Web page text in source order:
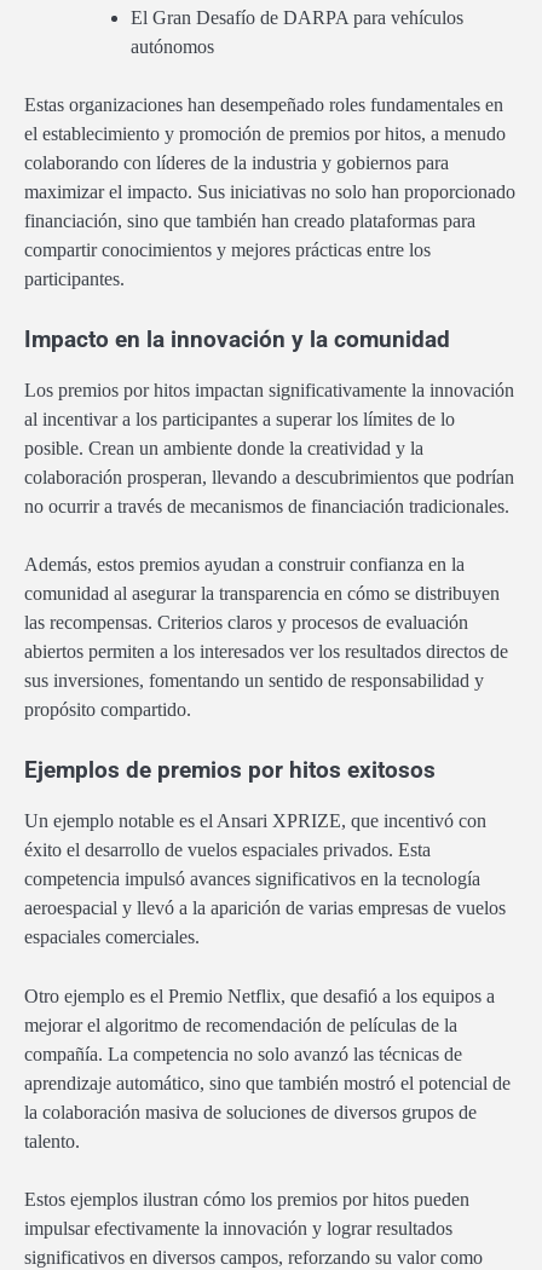
El Gran Desafío de DARPA para vehículos
autónomos
Estas organizaciones han desempeñado roles fundamentales en
el establecimiento y promoción de premios por hitos, a menudo
colaborando con líderes de la industria y gobiernos para
maximizar el impacto. Sus iniciativas no solo han proporcionado
financiación, sino que también han creado plataformas para
compartir conocimientos y mejores prácticas entre los
participantes.
Impacto en la innovación y la comunidad
Los premios por hitos impactan significativamente la innovación
al incentivar a los participantes a superar los límites de lo
posible. Crean un ambiente donde la creatividad y la
colaboración prosperan, llevando a descubrimientos que podrían
no ocurrir a través de mecanismos de financiación tradicionales.
Además, estos premios ayudan a construir confianza en la
comunidad al asegurar la transparencia en cómo se distribuyen
las recompensas. Criterios claros y procesos de evaluación
abiertos permiten a los interesados ver los resultados directos de
sus inversiones, fomentando un sentido de responsabilidad y
propósito compartido.
Ejemplos de premios por hitos exitosos
Un ejemplo notable es el Ansari XPRIZE, que incentivó con
éxito el desarrollo de vuelos espaciales privados. Esta
competencia impulsó avances significativos en la tecnología
aeroespacial y llevó a la aparición de varias empresas de vuelos
espaciales comerciales.
Otro ejemplo es el Premio Netflix, que desafió a los equipos a
mejorar el algoritmo de recomendación de películas de la
compañía. La competencia no solo avanzó las técnicas de
aprendizaje automático, sino que también mostró el potencial de
la colaboración masiva de soluciones de diversos grupos de
talento.
Estos ejemplos ilustran cómo los premios por hitos pueden
impulsar efectivamente la innovación y lograr resultados
significativos en diversos campos, reforzando su valor como